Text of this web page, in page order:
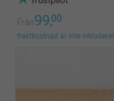
Från99,00
fraktkostnad är inte inkluderat